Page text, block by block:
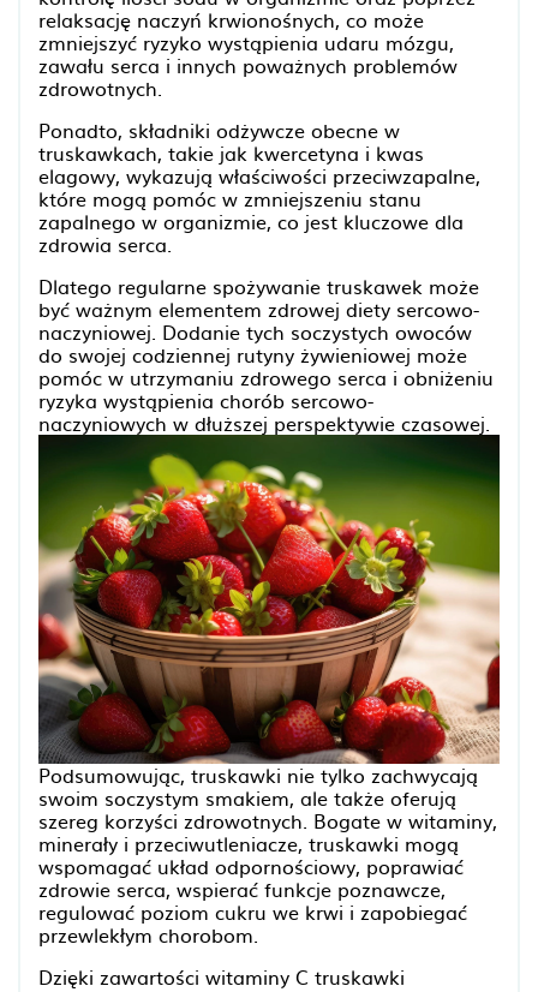
relaksację naczyń krwionośnych, co może
zmniejszyć ryzyko wystąpienia udaru mózgu,
zawału serca i innych poważnych problemów
zdrowotnych.
Ponadto, składniki odżywcze obecne w
truskawkach, takie jak kwercetyna i kwas
elagowy, wykazują właściwości przeciwzapalne,
które mogą pomóc w zmniejszeniu stanu
zapalnego w organizmie, co jest kluczowe dla
zdrowia serca.
Dlatego regularne spożywanie truskawek może
być ważnym elementem zdrowej diety sercowo-
naczyniowej. Dodanie tych soczystych owoców
do swojej codziennej rutyny żywieniowej może
pomóc w utrzymaniu zdrowego serca i obniżeniu
ryzyka wystąpienia chorób sercowo-
naczyniowych w dłuższej perspektywie czasowej.
Podsumowując, truskawki nie tylko zachwycają
swoim soczystym smakiem, ale także oferują
szereg korzyści zdrowotnych. Bogate w witaminy,
minerały i przeciwutleniacze, truskawki mogą
wspomagać układ odpornościowy, poprawiać
zdrowie serca, wspierać funkcje poznawcze,
regulować poziom cukru we krwi i zapobiegać
przewlekłym chorobom.
Dzięki zawartości witaminy C truskawki